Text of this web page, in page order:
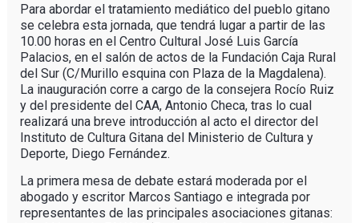
Para abordar el tratamiento mediático del pueblo gitano
se celebra esta jornada, que tendrá lugar a partir de las
10.00 horas en el Centro Cultural José Luis García
Palacios, en el salón de actos de la Fundación Caja Rural
del Sur (C/Murillo esquina con Plaza de la Magdalena).
La inauguración corre a cargo de la consejera Rocío Ruiz
y del presidente del CAA, Antonio Checa, tras lo cual
realizará una breve introducción al acto el director del
Instituto de Cultura Gitana del Ministerio de Cultura y
Deporte, Diego Fernández.
La primera mesa de debate estará moderada por el
abogado y escritor Marcos Santiago e integrada por
representantes de las principales asociaciones gitanas: